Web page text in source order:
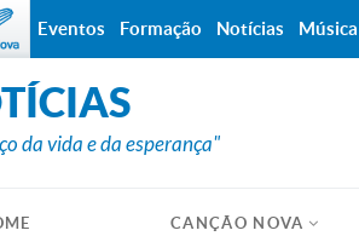
da vida e da esperança"
CANÇÃO NOVA
Eventos Formação Notícias Música